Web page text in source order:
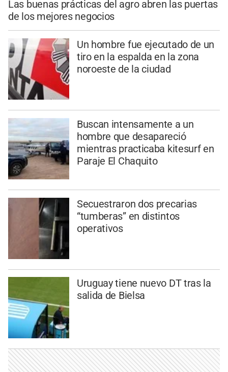
Las buenas prácticas del agro abren las puertas
de los mejores negocios
Un hombre fue ejecutado de un
tiro en la espalda en la zona
noroeste de la ciudad
Buscan intensamente a un
hombre que desapareció
mientras practicaba kitesurf en
Paraje El Chaquito
Secuestraron dos precarias
“tumberas” en distintos
operativos
Uruguay tiene nuevo DT tras la
salida de Bielsa